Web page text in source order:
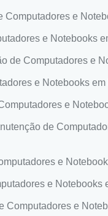
Computadores e
e Notebooks
de Computadores e
e Notebooks
e
de
e
e Notebooks
Computadores e